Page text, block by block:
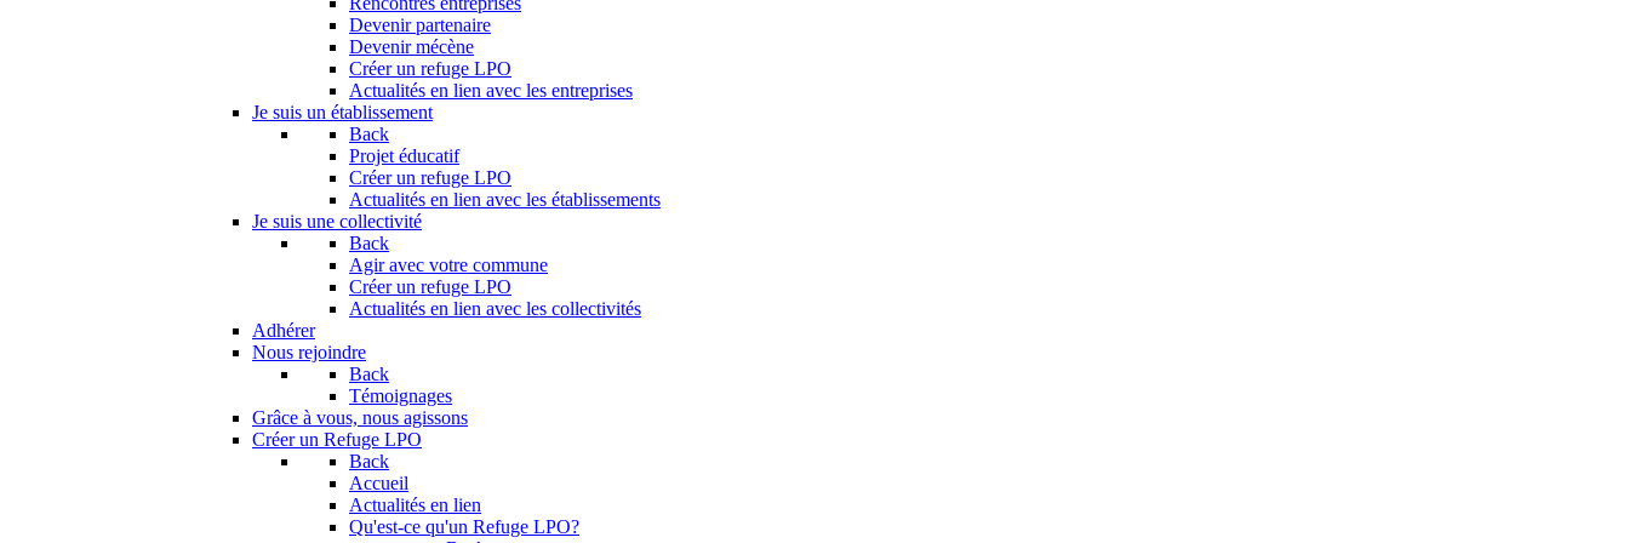
Devenir partenaire
Devenir mécène
Créer un refuge LPO
Actualités en lien avec les entreprises
Je suis un établissement
Back
Projet éducatif
Créer un refuge LPO
Actualités en lien avec les établissements
Je suis une collectivité
Back
Agir avec votre commune
Créer un refuge LPO
Actualités en lien avec les collectivités
Adhérer
Nous rejoindre
Back
Témoignages
Grâce à vous, nous agissons
Créer un Refuge LPO
Back
Accueil
Actualités en lien
Qu'est-ce qu'un Refuge LPO?